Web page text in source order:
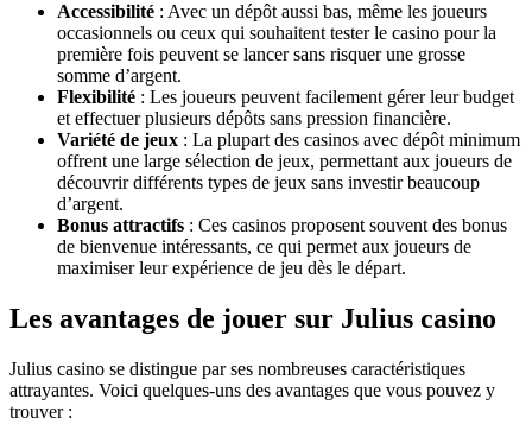
Accessibilité : Avec un dépôt aussi bas, même les joueurs
occasionnels ou ceux qui souhaitent tester le casino pour la
première fois peuvent se lancer sans risquer une grosse
somme d’argent.
Flexibilité : Les joueurs peuvent facilement gérer leur budget
et effectuer plusieurs dépôts sans pression financière.
Variété de jeux : La plupart des casinos avec dépôt minimum
offrent une large sélection de jeux, permettant aux joueurs de
découvrir différents types de jeux sans investir beaucoup
d’argent.
Bonus attractifs : Ces casinos proposent souvent des bonus
de bienvenue intéressants, ce qui permet aux joueurs de
maximiser leur expérience de jeu dès le départ.
Les avantages de jouer sur Julius casino
Julius casino se distingue par ses nombreuses caractéristiques
attrayantes. Voici quelques-uns des avantages que vous pouvez y
trouver :